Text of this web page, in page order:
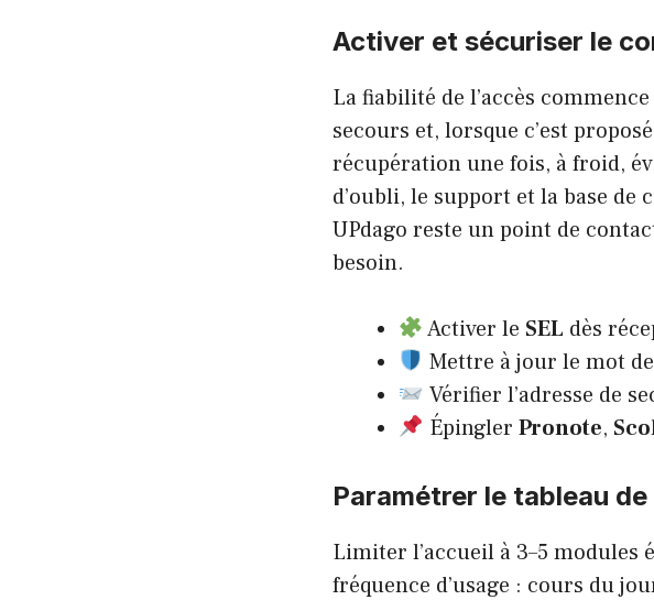
Activer et sécuriser le
La fiabilité de l’accès
secours et, lorsque c’est
récupération une fois, à froid,
d’oubli, le support et la base
UPdago reste un point de
besoin.
Activer le SEL dès
Mettre à jour le mot
Vérifier l’adresse de
Épingler Pronote,
Paramétrer le tableau
Limiter l’accueil à 3–5 modules
fréquence d’usage : cours du